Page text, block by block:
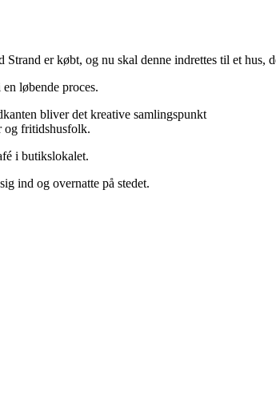
er købt, og nu skal denne indrettes til et hus,
løbende proces.
bliver det kreative samlingspunkt
og fritidshusfolk.
i butikslokalet.
ind og overnatte på stedet.